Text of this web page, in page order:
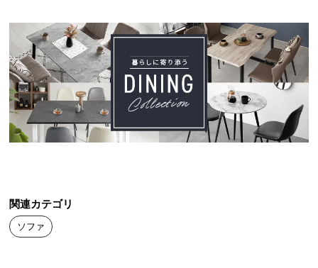
い
て
開
梱
設
置
に
つ
もり 30代 2024/11/27
家を建てたので購入しました。想像より大きくて座り心地もよか
ったです。
スチール脚がかっこよく長く使えそうです
思った以上に良い商品でした。
関連カテゴリ
ソファ